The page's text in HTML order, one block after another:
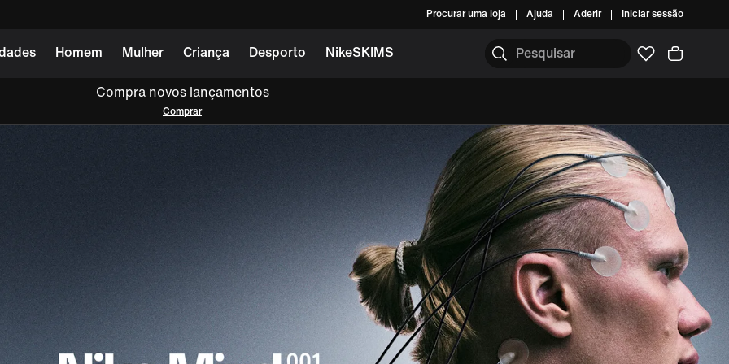
Procurar uma loja Ajuda Aderir Iniciar sessão
Homem Mulher Criança Desporto NikeSKIMS
Compra novos lançamentos
Comprar